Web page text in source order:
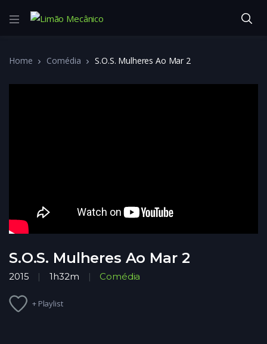
Home Comédia S.O.S. Mulheres Ao Mar 2
S.O.S. Mulheres Ao Mar 2
2015 1h32m Comédia
+ Playlist